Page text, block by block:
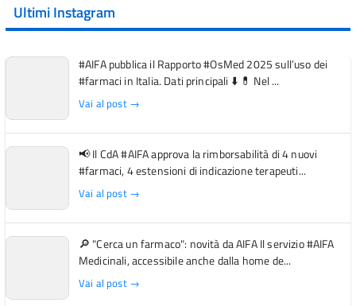
Ultimi Instagram
#AIFA pubblica il Rapporto #OsMed 2025 sull’uso dei
#farmaci in Italia. Dati principali ⬇️ 💊 Nel ...
Vai al post →
📢 Il CdA #AIFA approva la rimborsabilità di 4 nuovi
#farmaci, 4 estensioni di indicazione terapeuti...
Vai al post →
🔎 "Cerca un farmaco": novità da AIFA Il servizio #AIFA
Medicinali, accessibile anche dalla home de...
Vai al post →